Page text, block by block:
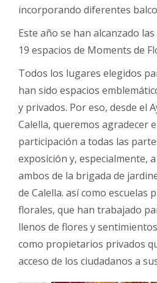
incorporando diferentes
Este año se han alcanzado
19 espacios de Moments de
Todos los lugares elegidos
han sido espacios
y privados. Por eso, desde el
Calella, queremos agradecer
participación a todas las
exposición y, especialmente,
ambos de la brigada de
de Calella. así como escuelas
florales, que han trabajado
llenos de flores y
como propietarios privados
acceso de los ciudadanos a